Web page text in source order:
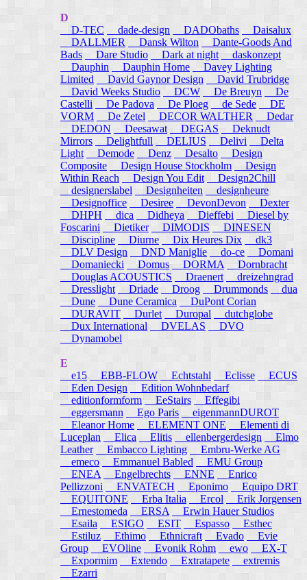
D
D-TEC
dade-design DADObaths
Daisalux
DALLMER
Dansk Wilton
Dante-Goods And
Bads
Dare Studio Dark at night
daskonzept
Dauphin
Dauphin Home
Davey Lighting
Limited
David Gaynor Design
David Trubridge
David Weeks Studio
DCW De Breuyn
De
Castelli
De Padova De Ploeg de Sede
DE
VORM
De Zetel DECOR WALTHER
Dedar
DEDON
Deesawat DEGAS
Deknudt
Mirrors
Delightfull DELIUS Delivi
Delta
Light
Demode Denz Desalto
Design
Composite
Design House Stockholm
Design
Within Reach
Design You Edit
Design2Chill
designerslabel
Designheiten
designheure
Designoffice
Desiree DevonDevon
Dexter
DHPH
dica Didheya Dieffebi
Diesel by
Foscarini
Dietiker DIMODIS
DINESEN
Discipline
Diurne Dix Heures Dix
dk3
DLV Design
DND Maniglie do-ce
Domani
Domaniecki
Domus DORMA
Dornbracht
Douglas ACOUSTICS
Draenert
dreizehngrad
Dresslight Driade Droog Drummonds
dua
Dune
Dune Ceramica
DuPont Corian
DURAVIT
Durlet Duropal
dutchglobe
Dux International
DVELAS
DVO
Dynamobel
E
e15 EBB-FLOW Echtstahl Eclisse
ECUS
Eden Design
Edition Wohnbedarf
editionformform
EeStairs
Effegibi
eggersmann
Ego Paris
eigenmannDUROT
Eleanor Home
ELEMENT ONE
Elementi di
Luceplan
Elica Elitis ellenbergerdesign
Elmo
Leather
Embacco Lighting
Embru-Werke AG
emeco
Emmanuel Babled
EMU Group
ENEA
Engelbrechts ENNE
Enrico
Pellizzoni ENVATECH Eponimo
Equipo DRT
EQUITONE
Erba Italia Ercol
Erik Jorgensen
Ernestomeda
ERSA
Erwin Hauer Studios
Esaila
ESIGO ESIT Espasso
Esthec
Estiluz
Ethimo Ethnicraft Evado
Evie
Group
EVOline Evonik Rohm ewo
EX-T
Expormim
Extendo Extratapete
extremis
Ezarri